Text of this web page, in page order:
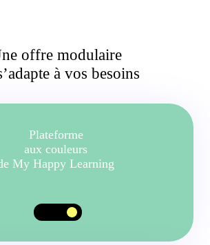
offre modulaire
à vos besoins
Plateforme
aux couleurs
My Happy Learning